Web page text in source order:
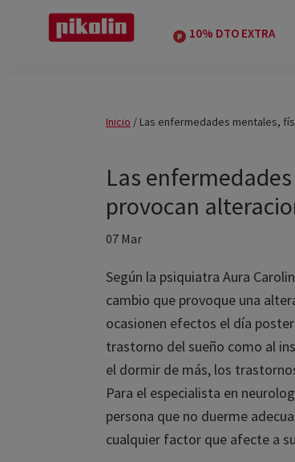
10% DTO EXTRA
Inicio/ Las enfermedades mentales,
Las
provocan
07 Mar
Según la psiquiatra Aura
cambio que provoque una
ocasionen efectos el día
trastorno del sueño como al
el dormir de más, los
Para el especialista en
persona que no duerme
cualquier factor que afecte a su